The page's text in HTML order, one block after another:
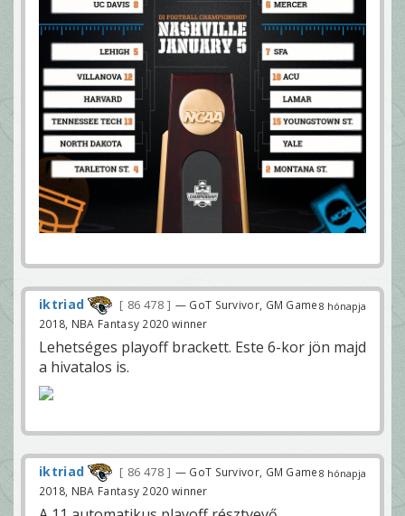
8 hónapja
iktriad 86 478
— GoT Survivor, GM Game
2018, NBA Fantasy 2020 winner
Lehetséges playoff brackett. Este 6-kor jön majd
a hivatalos is.
8 hónapja
iktriad 86 478
— GoT Survivor, GM Game
2018, NBA Fantasy 2020 winner